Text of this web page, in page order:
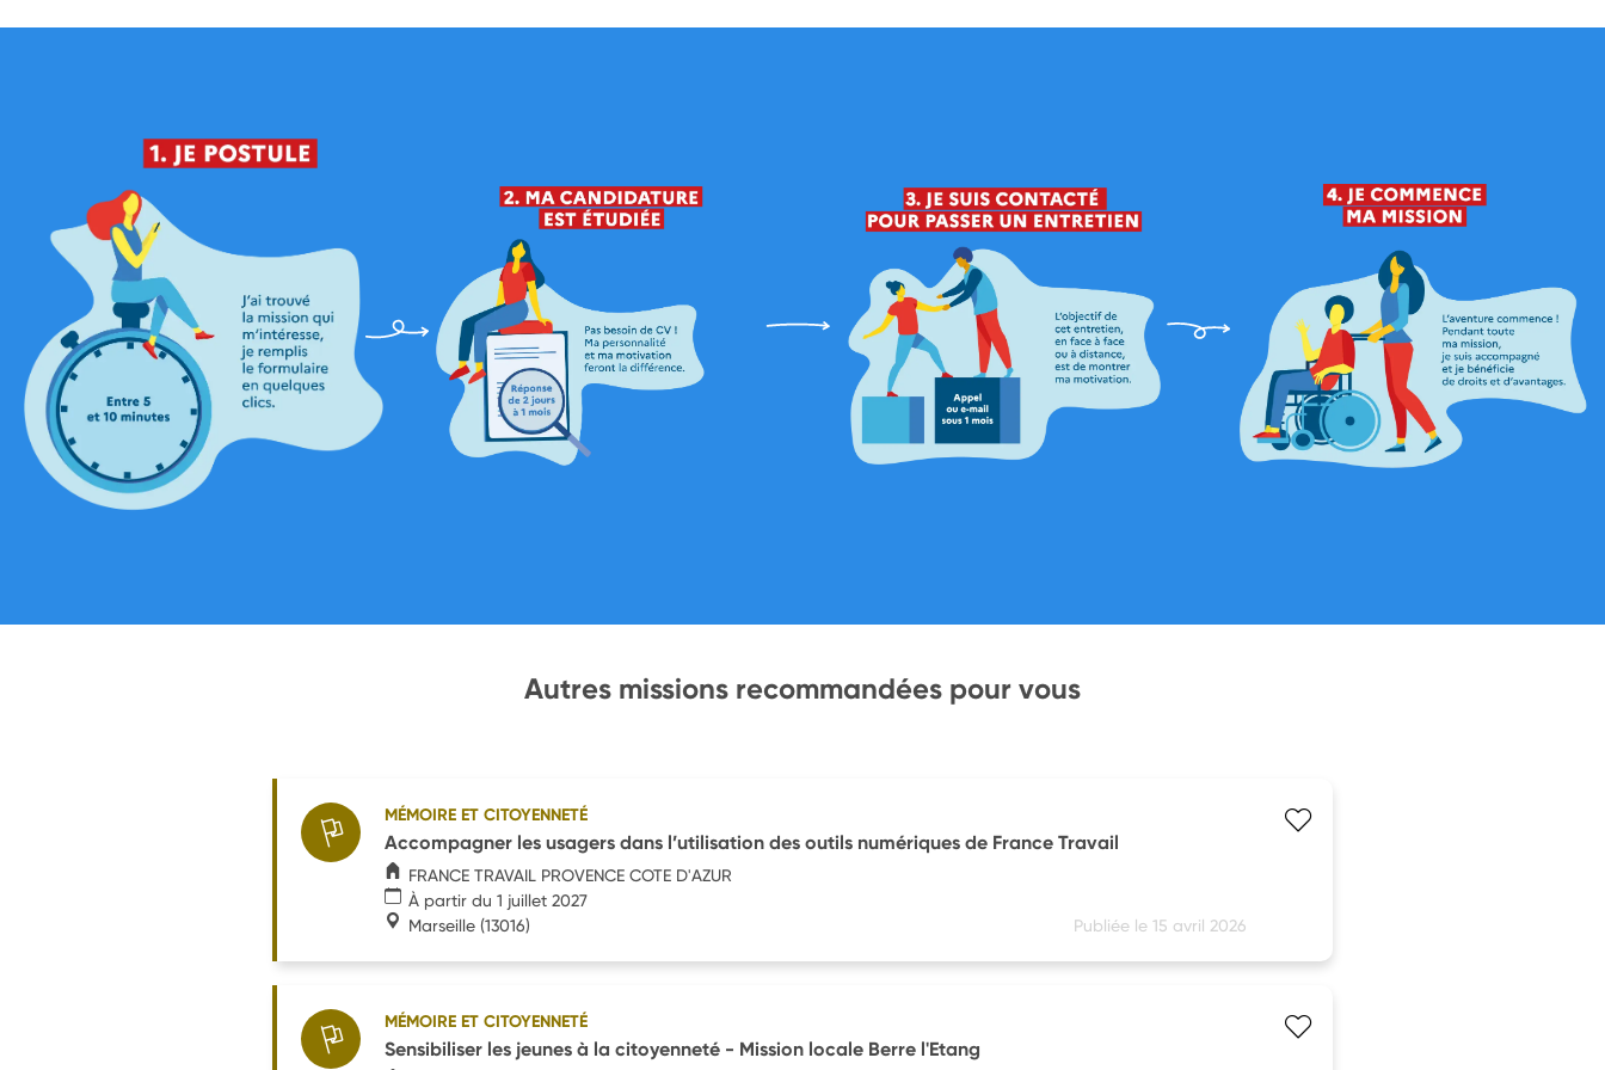
Autres missions recommandées pour vous
MÉMOIRE ET CITOYENNETÉ
Accompagner les usagers dans l’utilisation des outils numériques de France Travail
FRANCE TRAVAIL PROVENCE COTE D'AZUR
À partir du 1 juillet 2027
Marseille (13016) Publiée le 15 avril 2026
MÉMOIRE ET CITOYENNETÉ
Sensibiliser les jeunes à la citoyenneté - Mission locale Berre l'Etang